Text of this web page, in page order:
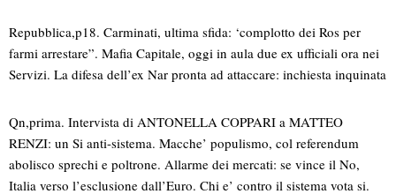
Repubblica,p18. Carminati, ultima sfida: ‘complotto dei Ros per
farmi arrestare”. Mafia Capitale, oggi in aula due ex ufficiali ora nei
Servizi. La difesa dell’ex Nar pronta ad attaccare: inchiesta inquinata
Qn,prima. Intervista di ANTONELLA COPPARI a MATTEO
RENZI: un Si anti-sistema. Macche’ populismo, col referendum
abolisco sprechi e poltrone. Allarme dei mercati: se vince il No,
Italia verso l’esclusione dall’Euro. Chi e’ contro il sistema vota si.